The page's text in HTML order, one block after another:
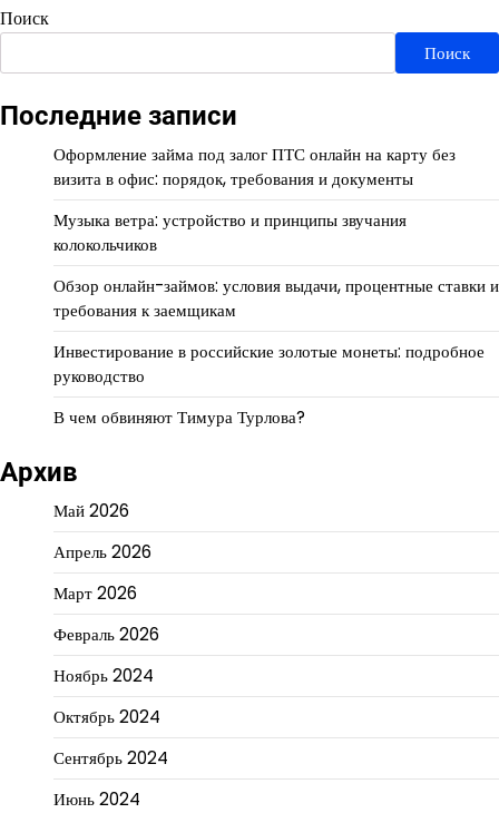
Поиск
Поиск
Последние записи
Оформление займа под залог ПТС онлайн на карту без
визита в офис: порядок, требования и документы
Музыка ветра: устройство и принципы звучания
колокольчиков
Обзор онлайн-займов: условия выдачи, процентные ставки и
требования к заемщикам
Инвестирование в российские золотые монеты: подробное
руководство
В чем обвиняют Тимура Турлова?
Архив
Май 2026
Апрель 2026
Март 2026
Февраль 2026
Ноябрь 2024
Октябрь 2024
Сентябрь 2024
Июнь 2024